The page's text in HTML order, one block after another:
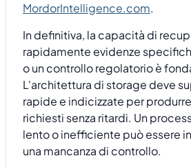
MordorIntelligence.com.
In definitiva, la capacità di
rapidamente evidenze
o un controllo regolatorio è
L'architettura di storage deve
rapide e indicizzate per
richiesti senza ritardi. Un
lento o inefficiente può essere
una mancanza di controllo.